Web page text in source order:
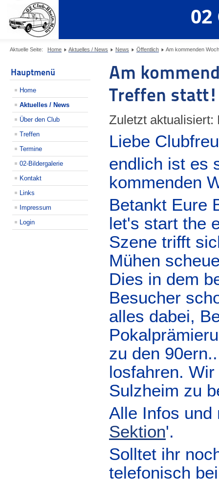
02
Aktuelle Seite: Home Aktuelles / News News Öffentlich Am kommenden
Hauptmenü
Home
Aktuelles / News
Über den Club
Treffen
Termine
02-Bildergalerie
Kontakt
Links
Impressum
Login
Am
Treffen statt!
Zuletzt aktualisiert:
Liebe
endlich ist es
kommenden
Betankt Eure
let's start the
Szene trifft
Mühen
Dies in dem
Besucher
alles dabei,
zu den
losfahren.
Sulzheim zu
Alle Infos und
Sektion'.
Solltet ihr
telefonisch